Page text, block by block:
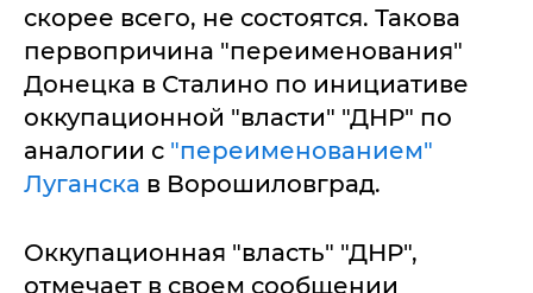
скорее всего, не состоятся. Такова
первопричина "переименования"
Донецка в Сталино по инициативе
оккупационной "власти" "ДНР" по
аналогии с "переименованием"
Луганска в Ворошиловград.
Оккупационная "власть" "ДНР",
отмечает в своем сообщении